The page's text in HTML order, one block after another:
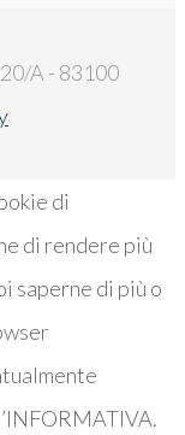
A - 83100
di
di rendere più
saperne di più o